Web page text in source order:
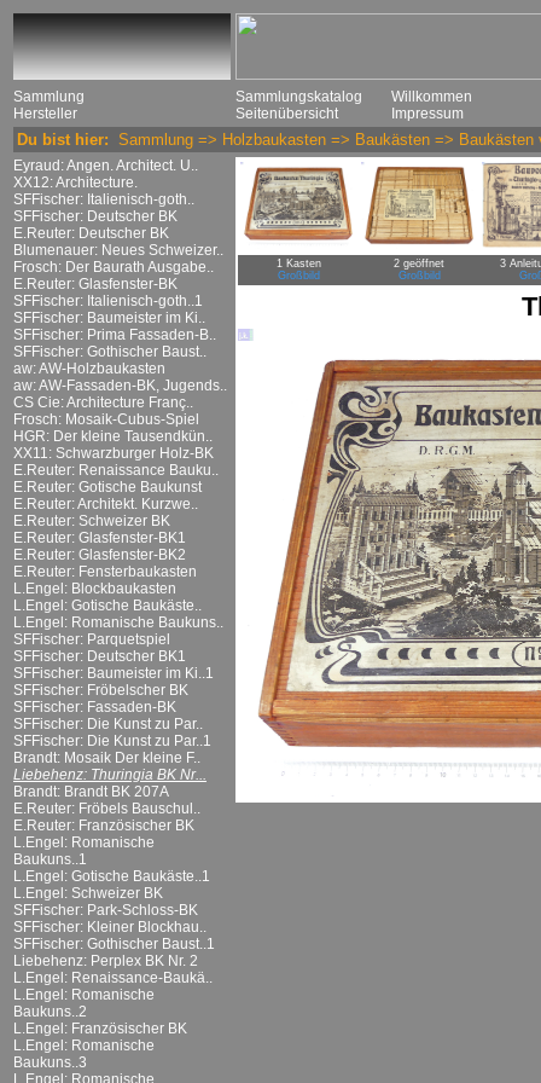
Sammlung
Hersteller
Sammlungskatalog
Seitenübersicht
Willkommen
Impressum
Du bist hier: Sammlung => Holzbaukasten => Baukästen => Baukästen
Eyraud: Angen. Architect. U..
XX12: Architecture.
SFFischer: Italienisch-goth..
SFFischer: Deutscher BK
E.Reuter: Deutscher BK
Blumenauer: Neues Schweizer..
Frosch: Der Baurath Ausgabe..
E.Reuter: Glasfenster-BK
SFFischer: Italienisch-goth..1
SFFischer: Baumeister im Ki..
SFFischer: Prima Fassaden-B..
SFFischer: Gothischer Baust..
aw: AW-Holzbaukasten
aw: AW-Fassaden-BK, Jugends..
CS Cie: Architecture Franç..
Frosch: Mosaik-Cubus-Spiel
HGR: Der kleine Tausendkün..
XX11: Schwarzburger Holz-BK
E.Reuter: Renaissance Bauku..
E.Reuter: Gotische Baukunst
E.Reuter: Architekt. Kurzwe..
E.Reuter: Schweizer BK
E.Reuter: Glasfenster-BK1
E.Reuter: Glasfenster-BK2
E.Reuter: Fensterbaukasten
L.Engel: Blockbaukasten
L.Engel: Gotische Baukäste..
L.Engel: Romanische Baukuns..
SFFischer: Parquetspiel
SFFischer: Deutscher BK1
SFFischer: Baumeister im Ki..1
SFFischer: Fröbelscher BK
SFFischer: Fassaden-BK
SFFischer: Die Kunst zu Par..
SFFischer: Die Kunst zu Par..1
Brandt: Mosaik Der kleine F..
Liebehenz: Thuringia BK Nr...
Brandt: Brandt BK 207A
E.Reuter: Fröbels Bauschul..
E.Reuter: Französischer BK
L.Engel: Romanische
Baukuns..1
L.Engel: Gotische Baukäste..1
L.Engel: Schweizer BK
SFFischer: Park-Schloss-BK
SFFischer: Kleiner Blockhau..
SFFischer: Gothischer Baust..1
Liebehenz: Perplex BK Nr. 2
L.Engel: Renaissance-Baukä..
L.Engel: Romanische
Baukuns..2
L.Engel: Französischer BK
L.Engel: Romanische
Baukuns..3
L.Engel: Romanische
1 Kasten
Großbild
2 geöffnet
Großbild
3